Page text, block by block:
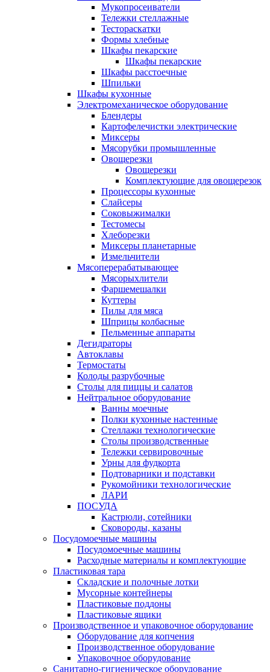
Мукопросеиватели
Тележки стеллажные
Тестораскатки
Формы хлебные
Шкафы пекарские
Шкафы пекарские
Шкафы расстоечные
Шпильки
Шкафы кухонные
Электромеханическое оборудование
Блендеры
Картофелечистки электрические
Миксеры
Мясорубки промышленные
Овощерезки
Овощерезки
Комплектующие для овощерезок
Процессоры кухонные
Слайсеры
Соковыжималки
Тестомесы
Хлеборезки
Миксеры планетарные
Измельчители
Мясоперерабатывающее
Мясорыхлители
Фаршемешалки
Куттеры
Пилы для мяса
Шприцы колбасные
Пельменные аппараты
Дегидраторы
Автоклавы
Термостаты
Колоды разрубочные
Столы для пиццы и салатов
Нейтральное оборудование
Ванны моечные
Полки кухонные настенные
Стеллажи технологические
Столы производственные
Тележки сервировочные
Урны для фудкорта
Подтоварники и подставки
Рукомойники технологические
ЛАРИ
ПОСУДА
Кастрюли, сотейники
Сковороды, казаны
Посудомоечные машины
Посудомоечные машины
Расходные материалы и комплектующие
Пластиковая тара
Складские и полочные лотки
Мусорные контейнеры
Пластиковые поддоны
Пластиковые ящики
Производственное и упаковочное оборудование
Оборудование для копчения
Производственное оборудование
Упаковочное оборудование
Санитарно-гигиеническое оборудование